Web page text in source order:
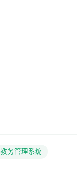
教务管理系统